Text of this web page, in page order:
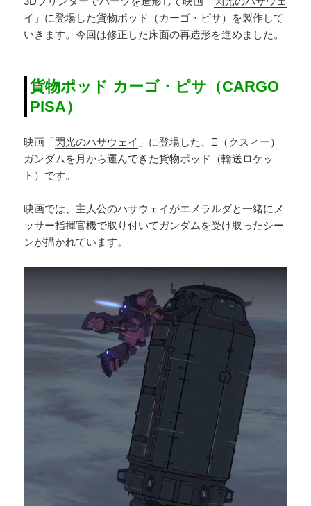
イ 」に登場した貨物ポッド（カーゴ・ピサ）を製作して
いきます。今回は修正した床面の再造形を進めました。
貨物ポッド カーゴ・ピサ（CARGO
PISA）
映画「 閃光のハサウェイ 」に登場した、Ξ（クスィー）
ガンダムを月から運んできた貨物ポッド（輸送ロケッ
ト）です。
映画では、主人公のハサウェイがエメラルダと一緒にメ
ッサー指揮官機で取り付いてガンダムを受け取ったシー
ンが描かれています。